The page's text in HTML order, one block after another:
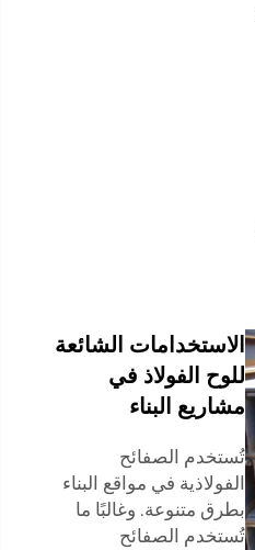
الاستخدامات الشائعة
للوح الفولاذ في
مشاريع البناء
تُستخدم الصفائح
الفولاذية في مواقع البناء
بطرق متنوعة. وغالبًا ما
تُستخدم الصفائح